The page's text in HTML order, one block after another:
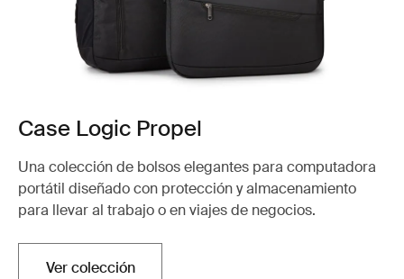
Case Logic Propel
Una colección de bolsos elegantes para computadora
portátil diseñado con protección y almacenamiento
para llevar al trabajo o en viajes de negocios.
Ver colección